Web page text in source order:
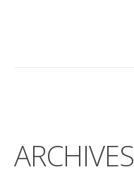
ARCHIVES